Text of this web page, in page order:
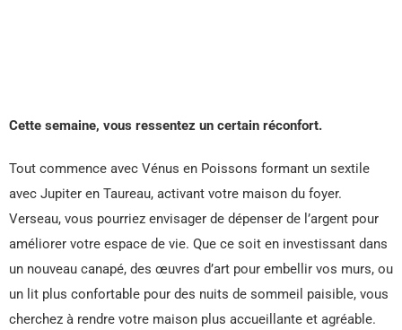
Cette semaine, vous ressentez un certain réconfort.
Tout commence avec Vénus en Poissons formant un sextile
avec Jupiter en Taureau, activant votre maison du foyer.
Verseau, vous pourriez envisager de dépenser de l’argent pour
améliorer votre espace de vie. Que ce soit en investissant dans
un nouveau canapé, des œuvres d’art pour embellir vos murs, ou
un lit plus confortable pour des nuits de sommeil paisible, vous
cherchez à rendre votre maison plus accueillante et agréable.